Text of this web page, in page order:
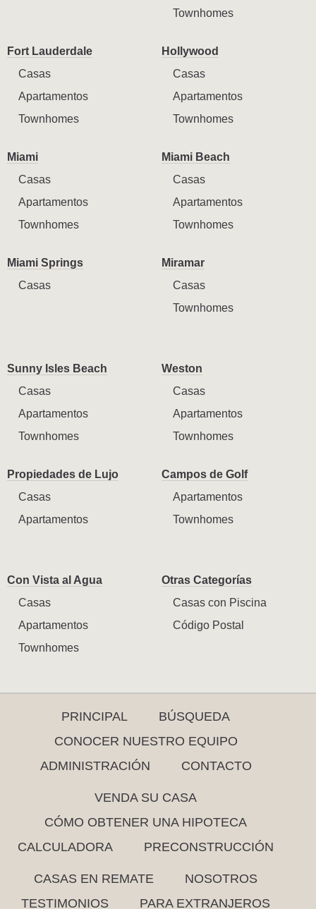
Townhomes
Fort Lauderdale
Casas
Apartamentos
Townhomes
Hollywood
Casas
Apartamentos
Townhomes
Miami
Casas
Apartamentos
Townhomes
Miami Beach
Casas
Apartamentos
Townhomes
Miami Springs
Casas
Miramar
Casas
Townhomes
Sunny Isles Beach
Casas
Apartamentos
Townhomes
Weston
Casas
Apartamentos
Townhomes
Propiedades de Lujo
Casas
Apartamentos
Campos de Golf
Apartamentos
Townhomes
Con Vista al Agua
Casas
Apartamentos
Townhomes
Otras Categorías
Casas con Piscina
Código Postal
PRINCIPAL
BÚSQUEDA
CONOCER NUESTRO EQUIPO
ADMINISTRACIÓN
CONTACTO
VENDA SU CASA
CÓMO OBTENER UNA HIPOTECA
CALCULADORA
PRECONSTRUCCIÓN
CASAS EN REMATE
NOSOTROS
TESTIMONIOS
PARA EXTRANJEROS